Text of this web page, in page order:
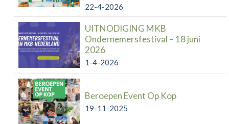
22-4-2026
UITNODIGING MKB
Ondernemersfestival – 18 juni
2026
1-4-2026
Beroepen Event Op Kop
19-11-2025